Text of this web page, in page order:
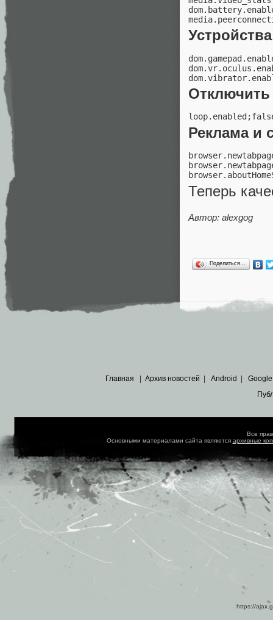
Устройства
Отключить
Реклама и
Теперь
Автор: alexgog
Поделиться…
Главная Архив новостей Android Google
Все
Основными материалами сайта являются архивные
https://